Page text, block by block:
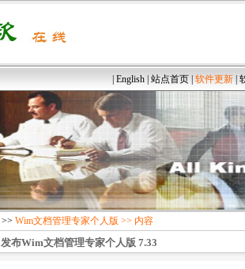
English 站点首页 软件更新
>> Wim文档管理专家个人版 >> 内容
发布Wim文档管理专家个人版 7.33